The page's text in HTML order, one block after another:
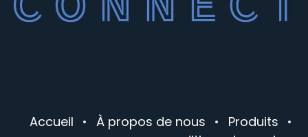
Accueil • À propos de nous • Produits •